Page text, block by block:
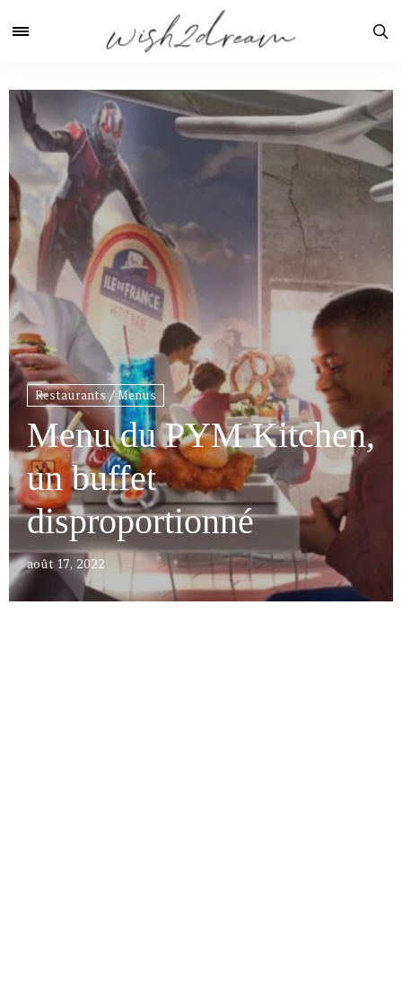
Restaurants / Menus
Menu du PYM Kitchen,
un buffet
disproportionné
août 17, 2022